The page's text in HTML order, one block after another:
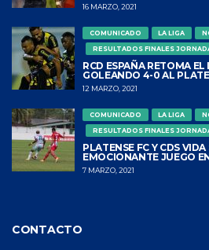
16 MARZO, 2021
COMUNICADO LA LIGA
RESULTADOS FINALES
RCD ESPAÑA RETOMA
GOLEANDO 4-0 AL
12 MARZO, 2021
COMUNICADO LA LIGA
RESULTADOS FINALES
PLATENSE FC Y CDS
EMOCIONANTE JUEGO
7 MARZO, 2021
CONTACTO